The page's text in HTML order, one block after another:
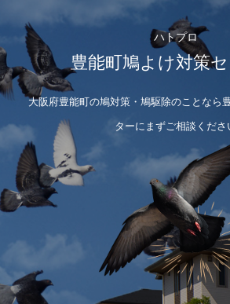
ハトプロ
豊能町鳩よけ対策
大阪府豊能町の鳩対策・鳩駆除のことなら
ターにまずご相談くださ